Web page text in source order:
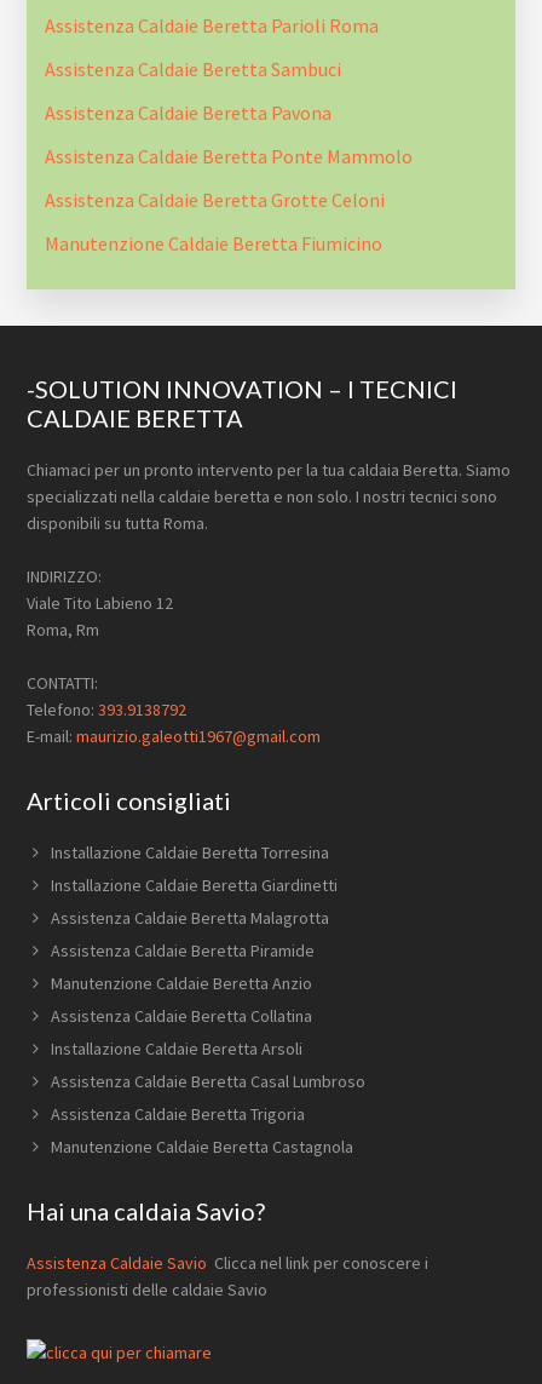
Assistenza Caldaie Beretta Parioli Roma
Assistenza Caldaie Beretta Sambuci
Assistenza Caldaie Beretta Pavona
Assistenza Caldaie Beretta Ponte Mammolo
Assistenza Caldaie Beretta Grotte Celoni
Manutenzione Caldaie Beretta Fiumicino
Footer
-SOLUTION INNOVATION – I TECNICI
CALDAIE BERETTA
Chiamaci per un pronto intervento per la tua caldaia Beretta. Siamo
specializzati nella caldaie beretta e non solo. I nostri tecnici sono
disponibili su tutta Roma.
INDIRIZZO:
Viale Tito Labieno 12
Roma, Rm
CONTATTI:
Telefono:393.9138792
E-mail:maurizio.galeotti1967@gmail.com
Articoli consigliati
Installazione Caldaie Beretta Torresina
Installazione Caldaie Beretta Giardinetti
Assistenza Caldaie Beretta Malagrotta
Assistenza Caldaie Beretta Piramide
Manutenzione Caldaie Beretta Anzio
Assistenza Caldaie Beretta Collatina
Installazione Caldaie Beretta Arsoli
Assistenza Caldaie Beretta Casal Lumbroso
Assistenza Caldaie Beretta Trigoria
Manutenzione Caldaie Beretta Castagnola
Hai una caldaia Savio?
Assistenza Caldaie Savio Clicca nel link per conoscere i
professionisti delle caldaie Savio